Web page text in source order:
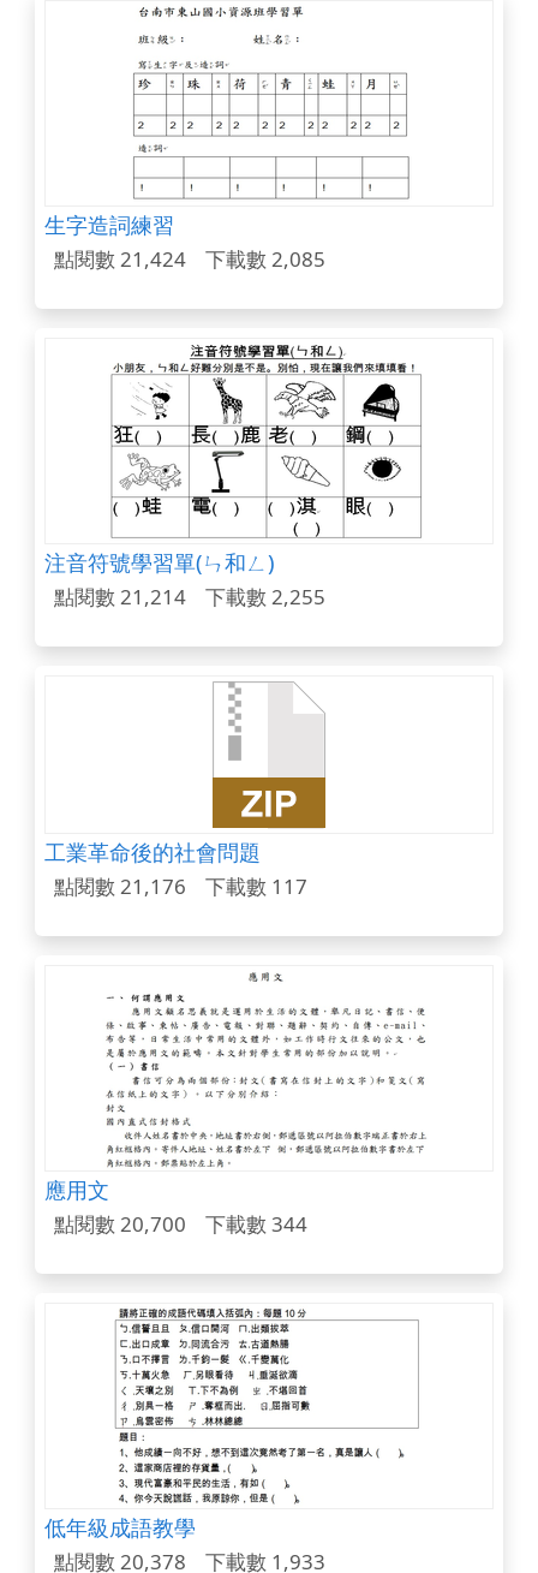
生字造詞練習
點閱數 21,424 下載數 2,085
注音符號學習單(ㄣ和ㄥ)
點閱數 21,214 下載數 2,255
工業革命後的社會問題
點閱數 21,176 下載數 117
應用文
點閱數 20,700 下載數 344
低年級成語教學
點閱數 20,378 下載數 1,933